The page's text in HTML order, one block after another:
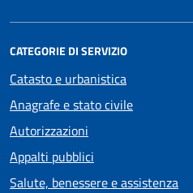
CATEGORIE DI SERVIZIO
Catasto e urbanistica
Anagrafe e stato civile
Autorizzazioni
Appalti pubblici
Salute, benessere e assistenza